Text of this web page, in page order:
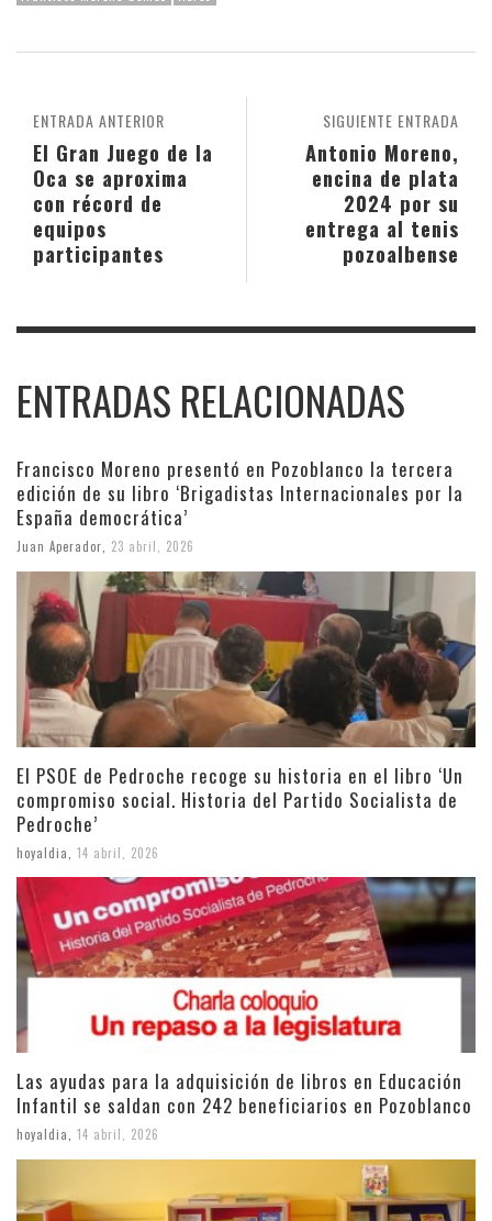
SIGUIENTE ENTRADA
Antonio Moreno,
encina de plata
2024 por su
entrega al tenis
pozoalbense
ENTRADA ANTERIOR
El Gran Juego de la
Oca se aproxima
con récord de
equipos
participantes
ENTRADAS RELACIONADAS
Francisco Moreno presentó en Pozoblanco la tercera
edición de su libro ‘Brigadistas Internacionales por la
España democrática’
Juan Aperador 23 abril, 2026
El PSOE de Pedroche recoge su historia en el libro ‘Un
compromiso social. Historia del Partido Socialista de
Pedroche’
hoyaldia 14 abril, 2026
Las ayudas para la adquisición de libros en Educación
Infantil se saldan con 242 beneficiarios en Pozoblanco
hoyaldia, 14 abril, 2026